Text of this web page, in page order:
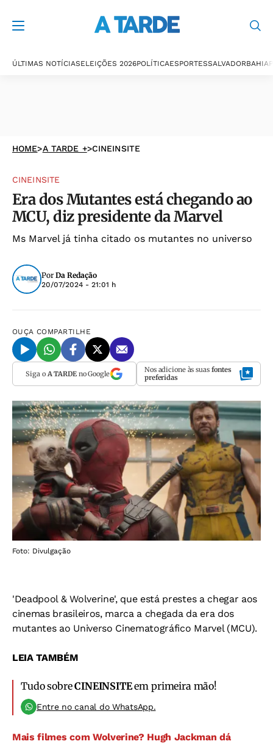
ÚLTIMAS NOTÍCIASELEIÇÕES 2026POLÍTICAESPORTESSALVADORBAHIA
HOME>A TARDE +>CINEINSITE
CINEINSITE
Era dos Mutantes está chegando ao
MCU, diz presidente da Marvel
Ms Marvel já tinha citado os mutantes no universo
Por Da Redação
20/07/2024 - 21:01 h
OUÇA COMPARTILHE
Siga o A TARDEno Google Nos adicione às suas fontes
preferidas
Foto: Divulgação
'Deadpool & Wolverine', que está prestes a chegar aos
cinemas brasileiros, marca a chegada da era dos
mutantes ao Universo Cinematográfico Marvel (MCU).
LEIA TAMBÉM
Tudo sobreCINEINSITEem primeira mão!
Entre no canal do WhatsApp.
Mais filmes com Wolverine? Hugh Jackman dá